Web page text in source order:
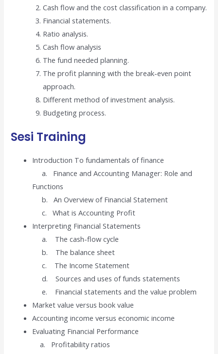
Cash flow and the cost classification in a company.
Financial statements.
Ratio analysis.
Cash flow analysis
The fund needed planning.
The profit planning with the break-even point
approach.
Different method of investment analysis.
Budgeting process.
Sesi Training
Introduction To fundamentals of finance
a. Finance and Accounting Manager: Role and
Functions
b. An Overview of Financial Statement
c. What is Accounting Profit
Interpreting Financial Statements
a. The cash-flow cycle
b. The balance sheet
c. The Income Statement
d. Sources and uses of funds statements
e. Financial statements and the value problem
Market value versus book value
Accounting income versus economic income
Evaluating Financial Performance
a. Profitability ratios